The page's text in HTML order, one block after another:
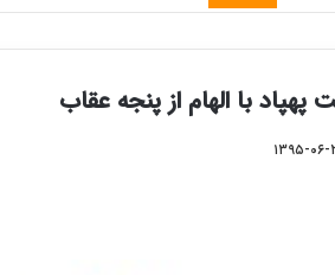
با الهام از پنجه‌ عقاب
۰۶-۲۷